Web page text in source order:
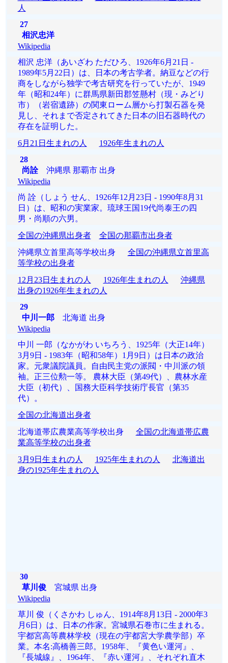
人
27
相沢忠洋
Wikipedia
相沢 忠洋（あいざわ ただひろ、1926年6月21日 -
1989年5月22日）は、日本の考古学者。納豆などの行
商をしながら独学で考古研究を行っていたが、1949
年（昭和24年）に群馬県新田郡笠懸村（現・みどり
市）（岩宿遺跡）の関東ローム層から打製石器を発
見し、それまで否定されてきた日本の旧石器時代の
存在を証明した。
6月21日生まれの人
1926年生まれの人
28
尚詮沖縄県 那覇市 出身
Wikipedia
尚 詮（しょう せん、1926年12月23日 - 1990年8月31
日）は、昭和の実業家。琉球王国19代尚泰王の四
男・尚順の六男。
全国の沖縄県出身者
全国の那覇市出身者
沖縄県立首里高等学校出身 全国の沖縄県立首里高
等学校の出身者
12月23日生まれの人
1926年生まれの人
沖縄県
出身の1926年生まれの人
29
中川一郎北海道 出身
Wikipedia
中川 一郎（なかがわ いちろう、1925年（大正14年）
3月9日 - 1983年（昭和58年）1月9日）は日本の政治
家。元衆議院議員。自由民主党の派閥・中川派の領
袖。正三位勲一等。 農林大臣（第49代）、農林水産
大臣（初代）、国務大臣科学技術庁長官（第35
代）。
全国の北海道出身者
北海道帯広農業高等学校出身 全国の北海道帯広農
業高等学校の出身者
3月9日生まれの人
1925年生まれの人
北海道出
身の1925年生まれの人
30
草川俊 宮城県 出身
Wikipedia
草川 俊（くさかわ しゅん、1914年8月13日 - 2000年3
月6日）は、日本の作家。宮城県石巻市に生まれる。
宇都宮高等農林学校（現在の宇都宮大学農学部）卒
業。本名:高橋善三郎。1958年、『黄色い運河』、
『長城線』、1964年、『赤い運河』、それぞれ直木